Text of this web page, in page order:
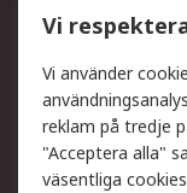
DesignSpark
Ditt lokala
Support
Få hjälp
Vi
Vi använder
reklam på tredje
"Acceptera alla"
väsentliga